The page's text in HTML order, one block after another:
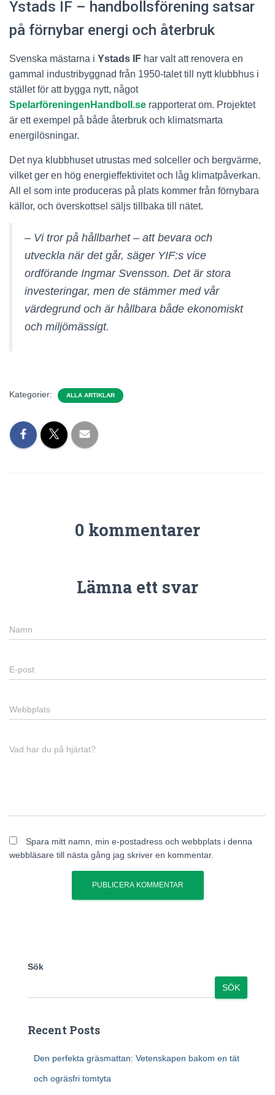
Ystads IF – handbollsförening satsar
på förnybar energi och återbruk
Svenska mästarna i Ystads IF har valt att renovera en
gammal industribyggnad från 1950-talet till nytt klubbhus i
stället för att bygga nytt, något
SpelarföreningenHandboll.se rapporterat om. Projektet
är ett exempel på både återbruk och klimatsmarta
energilösningar.
Det nya klubbhuset utrustas med solceller och bergvärme,
vilket ger en hög energieffektivitet och låg klimatpåverkan.
All el som inte produceras på plats kommer från förnybara
källor, och överskottsel säljs tillbaka till nätet.
– Vi tror på hållbarhet – att bevara och
utveckla när det går, säger YIF:s vice
ordförande Ingmar Svensson. Det är stora
investeringar, men de stämmer med vår
värdegrund och är hållbara både ekonomiskt
och miljömässigt.
Kategorier: ALLA ARTIKLAR
0 kommentarer
Lämna ett svar
Namn
E-post
Webbplats
Vad har du på hjärtat?
Spara mitt namn, min e-postadress och webbplats i denna
webbläsare till nästa gång jag skriver en kommentar.
Sök
SÖK
Recent Posts
Den perfekta gräsmattan: Vetenskapen bakom en tät
och ogräsfri tomtyta